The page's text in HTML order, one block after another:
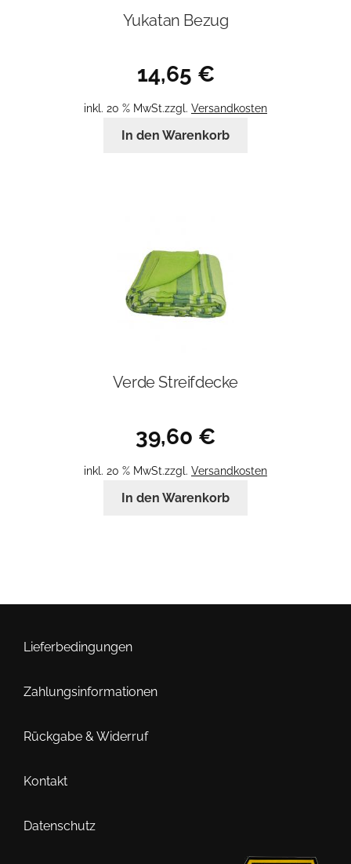
Yukatan Bezug
14,65 €
inkl. 20 % MwSt.zzgl. Versandkosten
In den Warenkorb
Verde Streifdecke
39,60 €
inkl. 20 % MwSt.zzgl. Versandkosten
In den Warenkorb
Lieferbedingungen
Zahlungsinformationen
Rückgabe & Widerruf
Kontakt
Datenschutz